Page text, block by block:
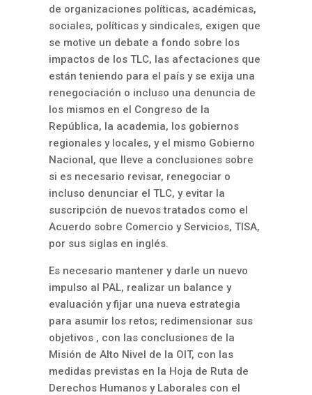
de organizaciones políticas, académicas,
sociales, políticas y sindicales, exigen que
se motive un debate a fondo sobre los
impactos de los TLC, las afectaciones que
están teniendo para el país y se exija una
renegociación o incluso una denuncia de
los mismos en el Congreso de la
República, la academia, los gobiernos
regionales y locales, y el mismo Gobierno
Nacional, que lleve a conclusiones sobre
si es necesario revisar, renegociar o
incluso denunciar el TLC, y evitar la
suscripción de nuevos tratados como el
Acuerdo sobre Comercio y Servicios, TISA,
por sus siglas en inglés.
Es necesario mantener y darle un nuevo
impulso al PAL, realizar un balance y
evaluación y fijar una nueva estrategia
para asumir los retos; redimensionar sus
objetivos , con las conclusiones de la
Misión de Alto Nivel de la OIT, con las
medidas previstas en la Hoja de Ruta de
Derechos Humanos y Laborales con el